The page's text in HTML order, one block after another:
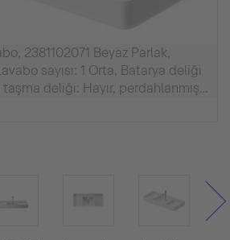
2381102071 Beyaz Parlak,
sayısı: 1 Orta, Batarya deliği
taşma deliği: Hayır, perdahlanmış,